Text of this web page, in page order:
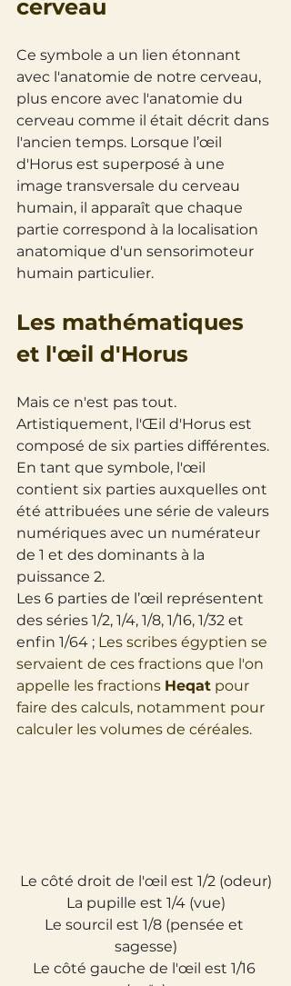
cerveau
Ce symbole a un lien étonnant
avec l'anatomie de notre cerveau,
plus encore avec l'anatomie du
cerveau comme il était décrit dans
l'ancien temps. Lorsque l’œil
d'Horus est superposé à une
image transversale du cerveau
humain, il apparaît que chaque
partie correspond à la localisation
anatomique d'un sensorimoteur
humain particulier.
Les mathématiques
et l'œil d'Horus
Mais ce n'est pas tout.
Artistiquement, l'Œil d'Horus est
composé de six parties différentes.
En tant que symbole, l'œil
contient six parties auxquelles ont
été attribuées une série de valeurs
numériques avec un numérateur
de 1 et des dominants à la
puissance 2.
Les 6 parties de l’œil représentent
des séries 1/2, 1/4, 1/8, 1/16, 1/32 et
enfin 1/64 ; Les scribes égyptien se
servaient de ces fractions que l'on
appelle les fractions Heqat pour
faire des calculs, notamment pour
calculer les volumes de céréales.
Le côté droit de l'œil est 1/2 (odeur)
La pupille est 1/4 (vue)
Le sourcil est 1/8 (pensée et
sagesse)
Le côté gauche de l'œil est 1/16